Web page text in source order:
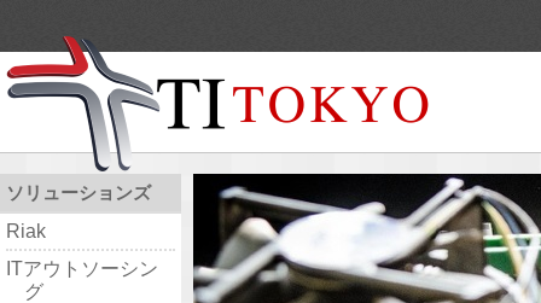
ソリューションズ
Riak
ITアウトソーシン
グ